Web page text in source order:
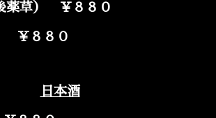
薬草） ￥８８０
￥８８０
日本酒